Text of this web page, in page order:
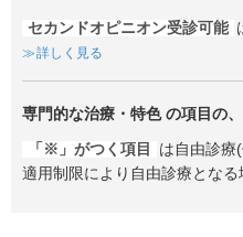
セカンドオピニオン受診可能
詳しく見る
専門的な治療・特色の項目の、
「※」がつく項目
は自由診療
適用制限により自由診療となる